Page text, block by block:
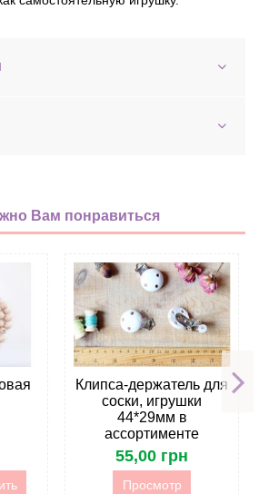
Вам понравиться
Клипса-держатель для
соски, игрушки
44*29мм в
ассортименте
55,00 грн
Просмотр